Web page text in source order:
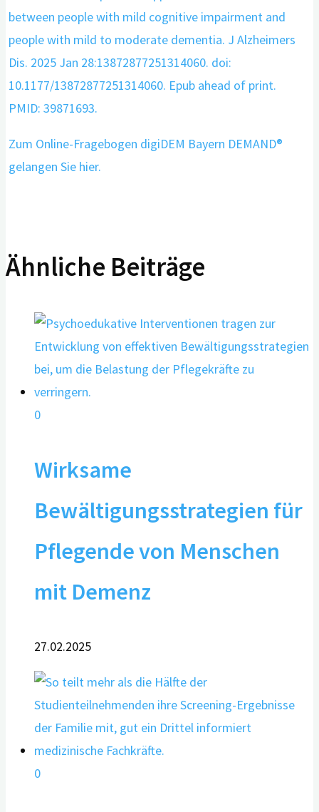
between people with mild cognitive impairment and
people with mild to moderate dementia. J Alzheimers
Dis. 2025 Jan 28:13872877251314060. doi:
10.1177/13872877251314060. Epub ahead of print.
PMID: 39871693.
Zum Online-Fragebogen digiDEM Bayern DEMAND®
gelangen Sie hier.
Ähnliche Beiträge
0
Wirksame
Bewältigungsstrategien für
Pflegende von Menschen
mit Demenz
27.02.2025
0